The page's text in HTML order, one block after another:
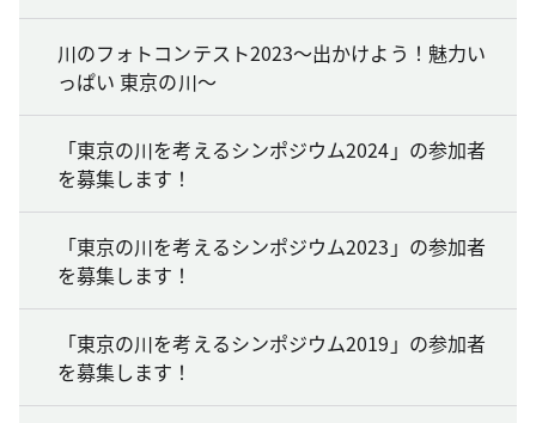
川のフォトコンテスト2023～出かけよう！魅力い
っぱい 東京の川～
「東京の川を考えるシンポジウム2024」の参加者
を募集します！
「東京の川を考えるシンポジウム2023」の参加者
を募集します！
「東京の川を考えるシンポジウム2019」の参加者
を募集します！